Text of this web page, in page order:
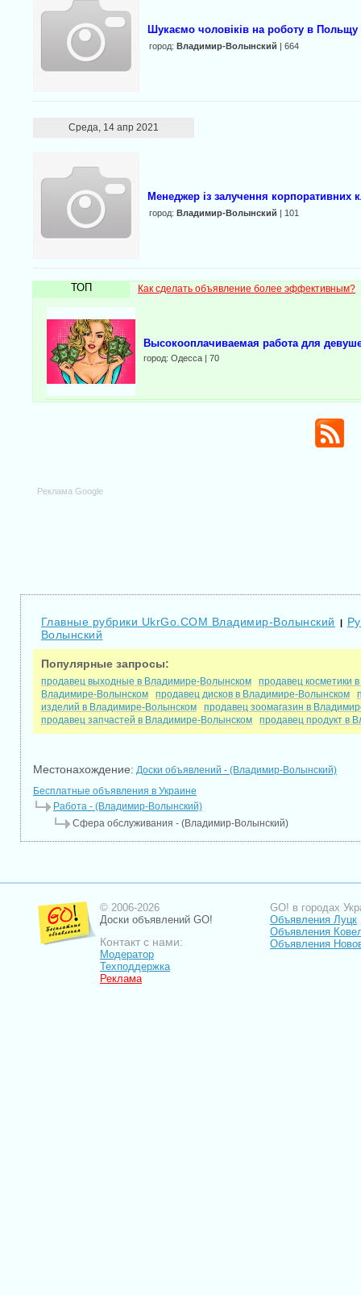
Шукаємо чоловіків на роботу в Польщу
город: Владимир-Волынский | 664
Среда, 14 апр 2021
Менеджер із залучення корпоративних
город: Владимир-Волынский | 101
ТОП Как сделать объявление более эффективным?
Высокооплачиваемая работа для
город: Одесса | 70
Реклама Google
Главные рубрики UkrGo.COM Владимир-Волынский |
Волынский
Популярные запросы:
продавец выходные в Владимире-Волынском
продавец косметики
Владимире-Волынском
продавец дисков в Владимире-Волынском
изделий в Владимире-Волынском
продавец зоомагазин в
продавец запчастей в Владимире-Волынском
продавец продукт в
Местонахождение: Доски объявлений - (Владимир-Волынский)
Бесплатные объявления в Украине
Работа - (Владимир-Волынский)
Сфера обслуживания - (Владимир-Волынский)
© 2006-2026
Доски объявлений GO!
Контакт с нами:
Модератор
Техподдержка
Реклама
GO! в городах
Объявления Луцк
Объявления
Объявления